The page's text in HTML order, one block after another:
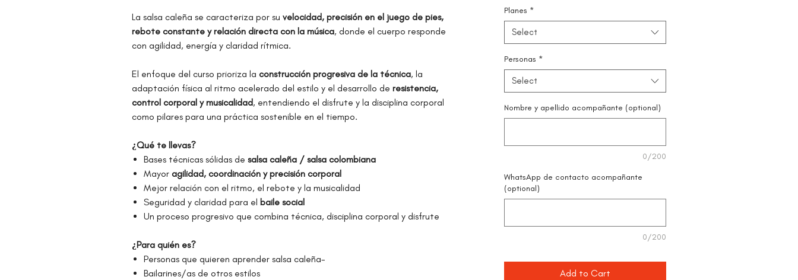
La salsa caleña se caracteriza por su velocidad, precisión en el juego de pies,
rebote constante y relación directa con la música, donde el cuerpo responde
con agilidad, energía y claridad rítmica.
El enfoque del curso prioriza la construcción progresiva de la técnica, la
adaptación física al ritmo acelerado del estilo y el desarrollo de resistencia,
control corporal y musicalidad, entendiendo el disfrute y la disciplina corporal
como pilares para una práctica sostenible en el tiempo.
¿Qué te llevas?
Bases técnicas sólidas de salsa caleña / salsa colombiana
Mayor agilidad, coordinación y precisión corporal
Mejor relación con el ritmo, el rebote y la musicalidad
Seguridad y claridad para el baile social
Un proceso progresivo que combina técnica, disciplina corporal y disfrute
¿Para quién es?
Personas que quieren aprender salsa caleña-
Bailarines/as de otros estilos
Planes *
Select
Personas *
Select
Nombre y apellido acompañante (optional)
0/200
WhatsApp de contacto acompañante
(optional)
0/200
Add to Cart